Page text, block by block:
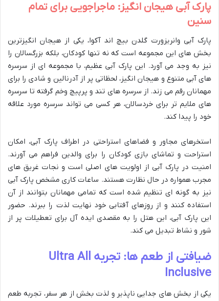
پارک آبی هیجان انگیز: ماجراجویی برای تمام
سنین
پارک آبی وانریزورت گلدن بیچ اند آکوا، یکی از هیجان انگیزترین
بخش های این مجموعه است که نه تنها کودکان، بلکه بزرگسالان را
نیز به وجد می آورد. این پارک آبی عظیم، با مجموعه ای از سرسره
های آبی متنوع و هیجان انگیز، لحظاتی پر از آدرنالین و شادی را برای
مهمانان رقم می زند. از سرسره های تند و پرپیچ وخم گرفته تا سرسره
های ملایم تر برای خردسالان، هر کسی می تواند سرسره مورد علاقه
خود را پیدا کند.
استخرهای مجاور و فضاهای استراحتی در اطراف پارک آبی، امکان
استراحت و تماشای بازی کودکان را برای والدین فراهم می آورند.
امنیت در پارک آبی از اولویت های اصلی است و نجات غریق های
مجرب همواره در حال نظارت هستند. ساعات کاری مشخص پارک آبی
نیز به گونه ای تنظیم شده است که تمامی مهمانان بتوانند از آن
استفاده کنند و از روزهای آفتابی خود نهایت لذت را ببرند. حضور
این پارک آبی، این هتل را به مقصدی ایده آل برای تعطیلات پر از
شور و نشاط تبدیل می کند.
ضیافتی از طعم ها: تجربه Ultra All
Inclusive
یکی از بخش های جدایی ناپذیر و لذت بخش از هر سفر، تجربه طعم